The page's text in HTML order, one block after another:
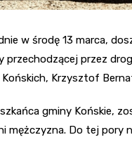
w środę 13 marca,
przez
Krzysztof
gminy Końskie,
mężczyzna. Do tej pory